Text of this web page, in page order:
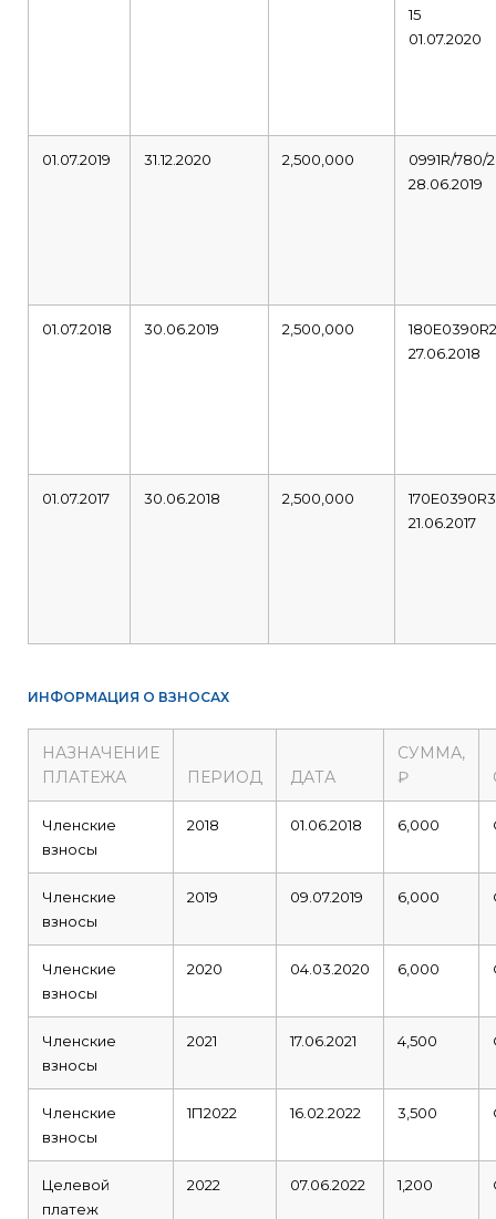
15
01.07.2020
01.07.2019 31.12.2020 2,500,000
0991R/780/
28.06.2019
01.07.2018 30.06.2019 2,500,000
27.06.2018
01.07.2017 30.06.2018 2,500,000
21.06.2017
ИНФОРМАЦИЯ О ВЗНОСАХ
НАЗНАЧЕНИЕ
ПЛАТЕЖА
ПЕРИОД ДАТА
СУММА,
₽
Членские
взносы
2018 01.06.2018 6,000
Членские
взносы
2019 09.07.2019 6,000
Членские
взносы
2020 04.03.2020 6,000
Членские
взносы
2021 17.06.2021 4,500
Членские
взносы
1П2022 16.02.2022 3,500
Целевой
платеж
2022 07.06.2022 1,200